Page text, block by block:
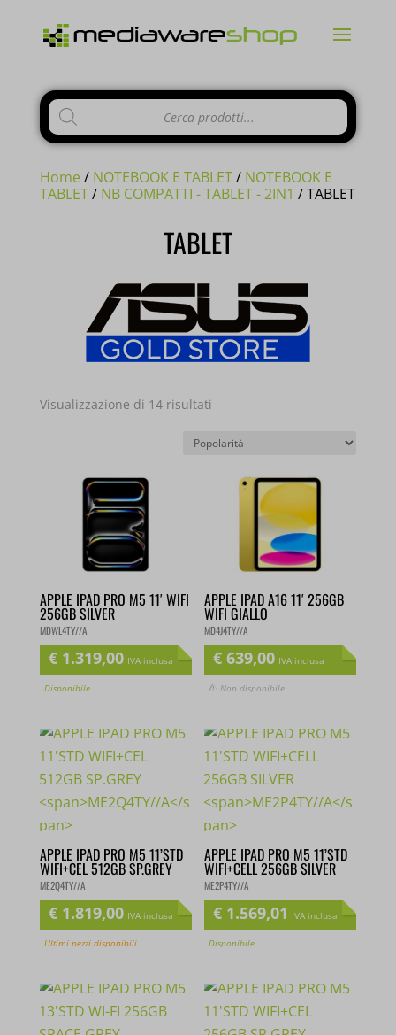
Products
search
Home/ NOTEBOOK E TABLET/ NOTEBOOK E
TABLET/ NB COMPATTI - TABLET - 2IN1 /
TABLET
APPLE IPAD PRO M5 11′
WIFI 256GB SILVER
MDWL4TY//A
€1.319,00 IVA inclusa
APPLE IPAD A16 11′ 256GB
WIFI GIALLO
MD4J4TY//A
€639,00 IVA inclusa
APPLE IPAD PRO M5 11’STD
WIFI+CEL 512GB SP.GREY
ME2Q4TY//A
€1.819,00
Ultimi pezzi disponibili
APPLE IPAD PRO M5 11’STD
WIFI+CELL 256GB SILVER
ME2P4TY//A
€1.569,01
Disponibile
Si comunica ai gentili clienti che il
negozio è chiuso per feriedal 10 al
23 Agosto e tutti gliordinipervenuti
in questi giorni verranno evasi a
CHIUDI